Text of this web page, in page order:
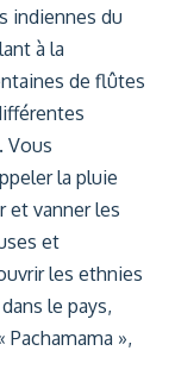
indiennes du
à la
de flûtes
Vous
la pluie
et vanner les
et
les ethnies
le pays,
Pachamama »,